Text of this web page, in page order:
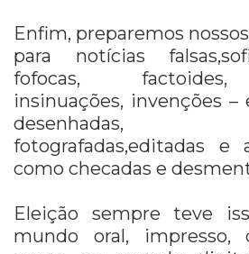
Enfim, preparemos
para notícias
fofocas, factoides,
insinuações, invenções –
desenhadas,
fotografadas,editadas e
como checadas e
Eleição sempre teve
mundo oral, impresso,